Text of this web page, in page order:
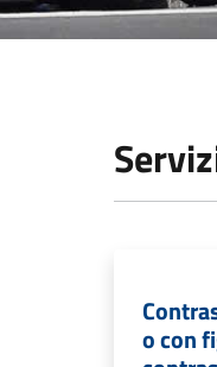
o con